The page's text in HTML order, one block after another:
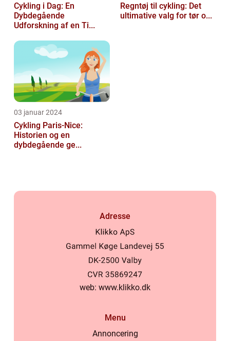
Cykling i Dag: En
Dybdegående
Udforskning af en Ti...
Regntøj til cykling: Det
ultimative valg for tør o...
03 januar 2024
Cykling Paris-Nice:
Historien og en
dybdegående ge...
Adresse
web: www.klikko.dk
Menu
Annoncering